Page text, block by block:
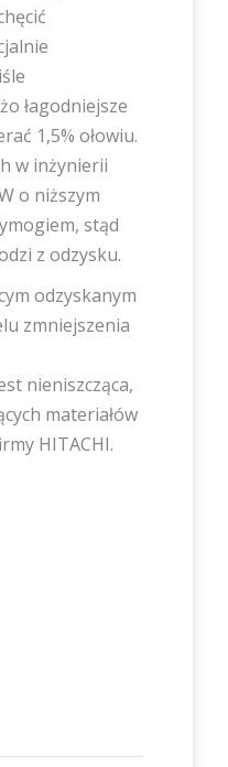
łagodniejsze
1,5% ołowiu.
w inżynierii
o niższym
stąd
z odzysku.
odzyskanym
zmniejszenia
nieniszcząca,
materiałów
HITACHI.